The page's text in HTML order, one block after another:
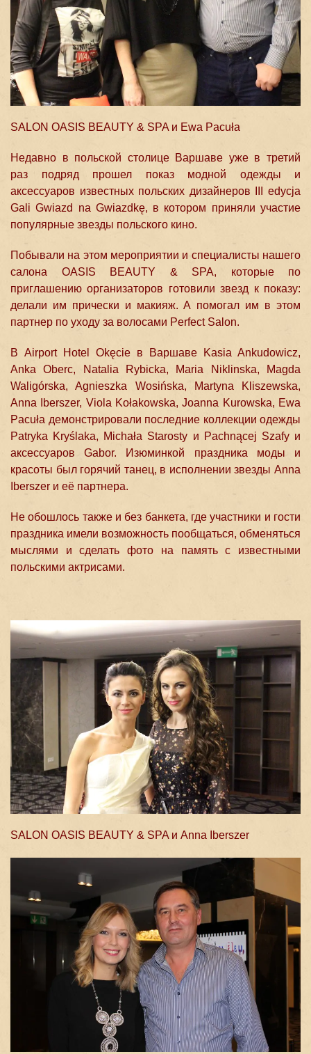
SALON OASIS BEAUTY & SPA и Ewa Pacuła
Недавно в польской столице Варшаве уже в третий
раз подряд прошел показ модной одежды и
аксессуаров известных польских дизайнеров ІІІ edycja
Gali Gwiazd na Gwiazdkę, в котором приняли участие
популярные звезды польского кино.
Побывали на этом мероприятии и специалисты нашего
салона OASIS BEAUTY & SPA, которые по
приглашению организаторов готовили звезд к показу:
делали им прически и макияж. А помогал им в этом
партнер по уходу за волосами Perfect Salon.
В Airport Hotel Okęcie в Варшаве Kasia Ankudowicz,
Anka Oberc, Natalia Rybicka, Maria Niklinska, Magda
Waligórska, Agnieszka Wosińska, Martyna Kliszewska,
Anna Iberszer, Viola Kołakowska, Joanna Kurowska, Ewa
Pacuła демонстрировали последние коллекции одежды
Patryka Kryślaka, Michała Starosty и Pachnącej Szafy и
аксессуаров Gabor. Изюминкой праздника моды и
красоты был горячий танец, в исполнении звезды Anna
Iberszer и её партнера.
Не обошлось также и без банкета, где участники и гости
праздника имели возможность пообщаться, обменяться
мыслями и сделать фото на память с известными
польскими актрисами.
SALON OASIS BEAUTY & SPA и Anna Iberszer